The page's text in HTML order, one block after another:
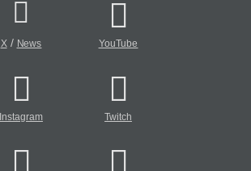
X/ News YouTube
Instagram Twitch